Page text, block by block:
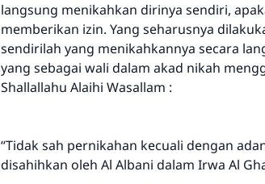
langsung menikahkan dirinya sendiri,
memberikan izin. Yang seharusnya
sendirilah yang menikahkannya secara
yang sebagai wali dalam akad nikah
Shallallahu Alaihi Wasallam :
“Tidak sah pernikahan kecuali dengan
disahihkan oleh Al Albani dalam Irwa Al